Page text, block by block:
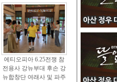
에티오피아 6.25전쟁 참
전용사 강뉴부대 후손 강
뉴합창단 여래사 및 파주